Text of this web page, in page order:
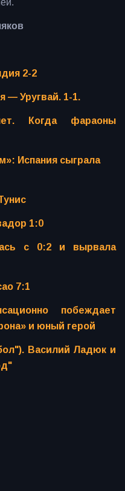
2-2
— Уругвай. 1-1.
Когда фараоны
Испания сыграла
1:0
с 0:2 и вырвала
7:1
побеждает
и юный герой
Василий Ладюк и